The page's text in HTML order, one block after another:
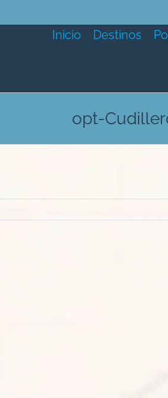
Inicio Destinos
opt-